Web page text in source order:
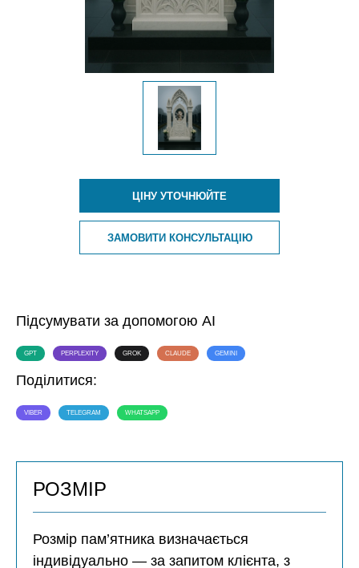
ЦІНУ УТОЧНЮЙТЕ
ЗАМОВИТИ КОНСУЛЬТАЦІЮ
Підсумувати за допомогою AI
GPT PERPLEXITY GROK CLAUDE GEMINI
Поділитися:
VIBER TELEGRAM WHATSAPP
РОЗМІР
Розмір пам’ятника визначається
індивідуально — за запитом клієнта, з